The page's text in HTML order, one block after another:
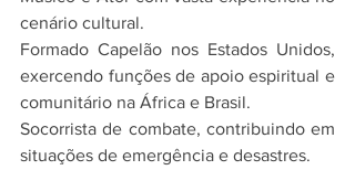
cenário cultural.
Formado Capelão nos Estados Unidos,
exercendo funções de apoio espiritual e
comunitário na África e Brasil.
Socorrista de combate, contribuindo em
situações de emergência e desastres.